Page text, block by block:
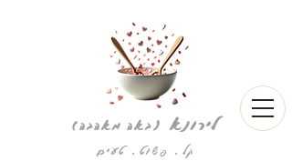
לירונא(באה מאהבה)
קל. פשוט. טעים